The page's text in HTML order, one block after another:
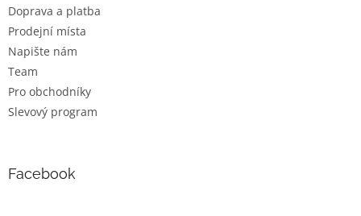
Doprava a platba
Prodejní místa
Napište nám
Team
Pro obchodníky
Slevový program
Facebook